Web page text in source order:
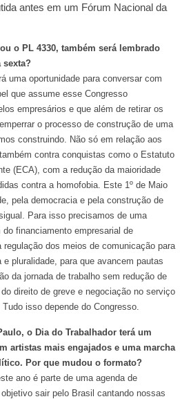
antes em um Fórum Nacional da
o PL 4330, também será lembrado
sexta?
uma oportunidade para conversar com
que assume esse Congresso
empresários e que além de retirar os
o processo de construção de uma
construindo. Não só em relação aos
contra conquistas como o Estatuto
(ECA), com a redução da maioridade
contra a homofobia. Este 1º de Maio
pela democracia e pela construção de
Para isso precisamos de uma
financiamento empresarial de
dos meios de comunicação para
pluralidade, para que avancem pautas
da jornada de trabalho sem redução de
direito de greve e negociação no serviço
isso depende do Congresso.
o Dia do Trabalhador terá um
artistas mais engajados e uma marcha
Por que mudou o formato?
ano é parte de uma agenda de
sair pelo Brasil cantando nossas